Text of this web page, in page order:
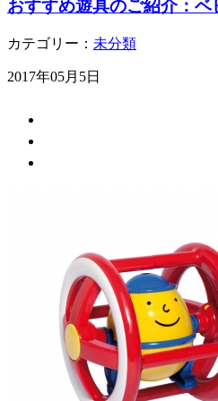
おすすめ遊具のご紹介：
カテゴリー： 未分類
2017年05月5日